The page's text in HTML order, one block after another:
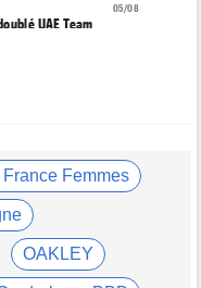
05/08
UAE Team
Ventoux..."
gagné..."
Tour..."
France Femmes
OAKLEY